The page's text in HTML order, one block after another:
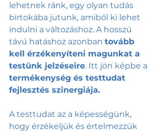
lehetnek ránk, egy olyan tudás
birtokába jutunk, amiből ki lehet
indulni a változáshoz. A hosszú
távú hatáshoz azonban tovább
kell érzékenyíteni magunkat a
testünk jelzéseire. Itt jön képbe a
termékenység és testtudat
fejlesztés szinergiája.
A testtudat az a képességünk,
hogy érzékeljük és értelmezzük